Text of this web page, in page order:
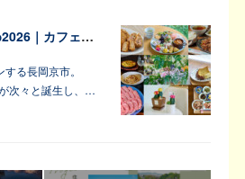
長岡京市の新店まとめ2026｜カフェ・居酒屋・韓国料理など注目6軒
る長岡京市。
次々と誕生し、…